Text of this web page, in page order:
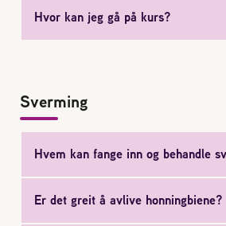
Finn fylkes- og lokallag
Kurs
Aktivitetskalender
Hvor kan jeg gå på kurs?
Sverming
Hvem kan fange inn og behandle
Er det greit å avlive honningbiene?